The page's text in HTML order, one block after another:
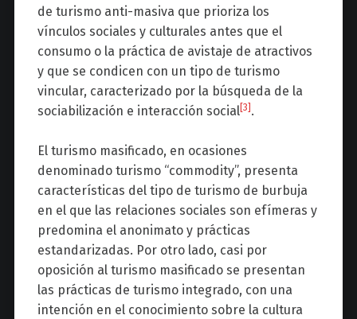
de turismo anti-masiva que prioriza los
vínculos sociales y culturales antes que el
consumo o la práctica de avistaje de atractivos
y que se condicen con un tipo de turismo
vincular, caracterizado por la búsqueda de la
sociabilización e interacción social[3] .
El turismo masificado, en ocasiones
denominado turismo “commodity”, presenta
características del tipo de turismo de burbuja
en el que las relaciones sociales son efímeras y
predomina el anonimato y prácticas
estandarizadas. Por otro lado, casi por
oposición al turismo masificado se presentan
las prácticas de turismo integrado, con una
intención en el conocimiento sobre la cultura